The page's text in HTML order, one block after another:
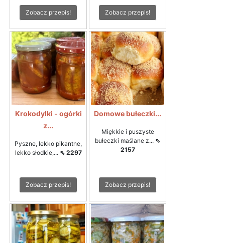
Zobacz przepis! Zobacz przepis!
Krokodylki - ogórki
z...
Pyszne, lekko pikantne,
lekko słodkie,... ⇖ 2297
Zobacz przepis!
Domowe bułeczki...
Miękkie i puszyste
bułeczki maślane z... ⇖
2157
Zobacz przepis!